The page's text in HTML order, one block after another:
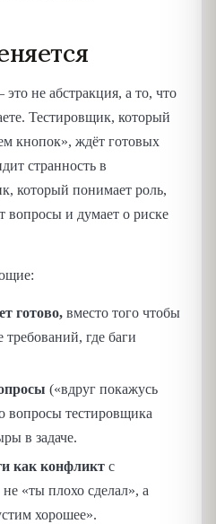
не абстракция, а то, что
Тестировщик, который
кнопок», ждёт готовых
странность в
который понимает роль,
вопросы и думает о риске
готово, вместо того чтобы
требований, где баги
(«вдруг покажусь
тестировщика
в задаче.
как конфликт с
«ты плохо сделал», а
хорошее».